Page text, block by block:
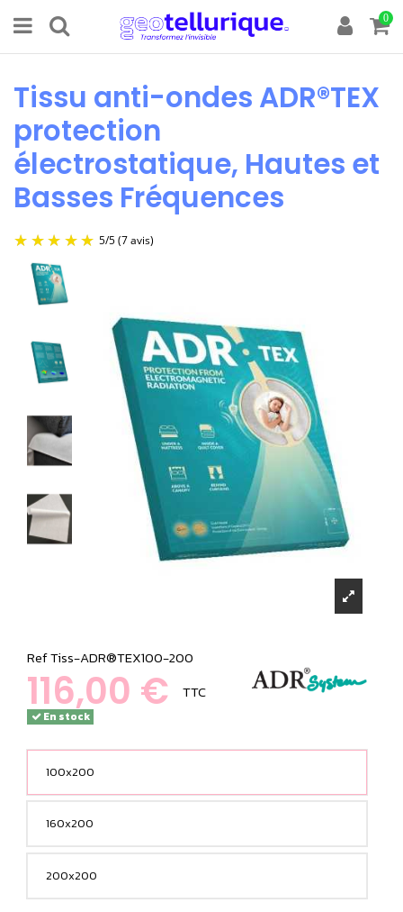
0
Tissu anti-ondes ADR®TEX
protection
électrostatique, Hautes et
Basses Fréquences
RefTiss-ADR®TEX100-200
116,00 € TTC
En stock
100x200
160x200
200x200